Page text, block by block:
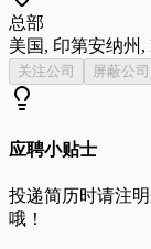
总部
美国, 印第安纳州,
关注公司 屏蔽公司
应聘小贴士
投递简历时请注
哦！